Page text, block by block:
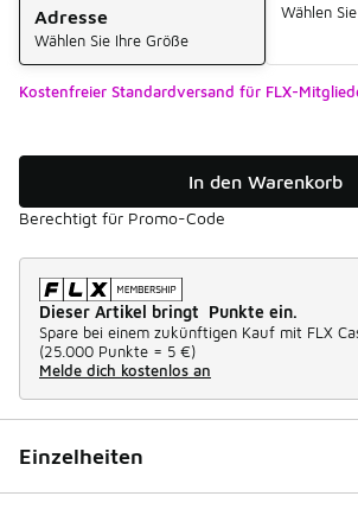
Adresse
Wählen Sie Ihre Größe
Wählen
Kostenfreier Standardversand für FLX-
In den Warenkorb
Berechtigt für Promo-Code
Dieser Artikel bringt Punkte ein.
Spare bei einem zukünftigen Kauf mit FLX
(25.000 Punkte = 5 €)
Melde dich kostenlos an
Einzelheiten